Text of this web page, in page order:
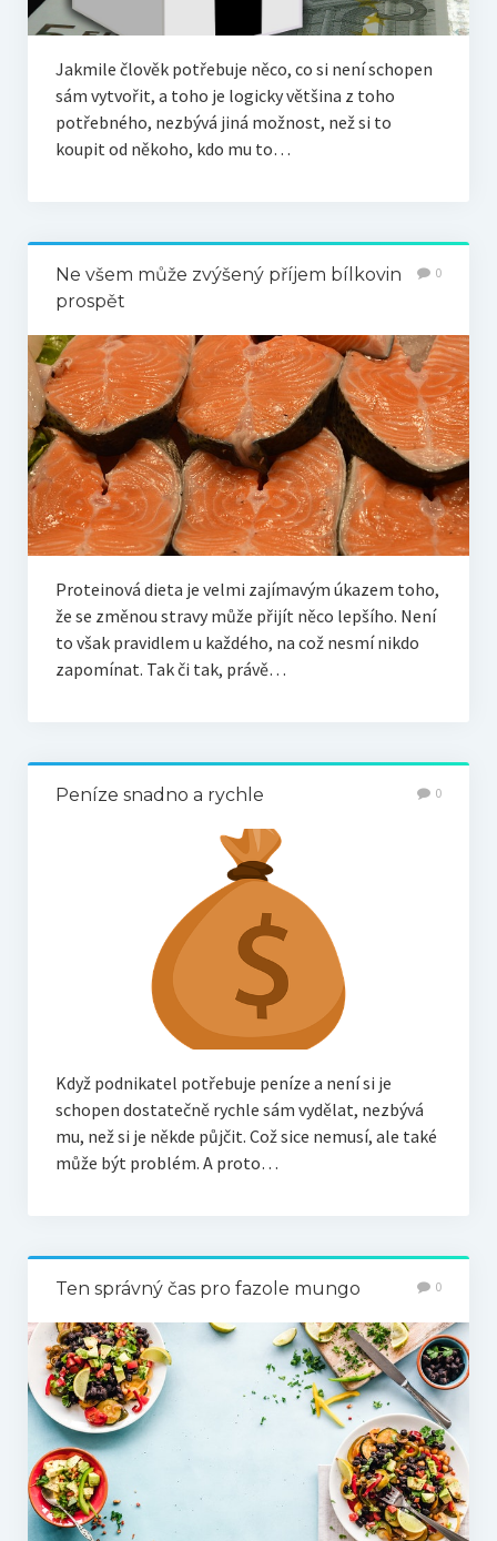
Jakmile člověk potřebuje něco, co si není schopen
sám vytvořit, a toho je logicky většina z toho
potřebného, nezbývá jiná možnost, než si to
koupit od někoho, kdo mu to…
Ne všem může zvýšený příjem bílkovin
prospět
0
Proteinová dieta je velmi zajímavým úkazem toho,
že se změnou stravy může přijít něco lepšího. Není
to však pravidlem u každého, na což nesmí nikdo
zapomínat. Tak či tak, právě…
Peníze snadno a rychle 0
Když podnikatel potřebuje peníze a není si je
schopen dostatečně rychle sám vydělat, nezbývá
mu, než si je někde půjčit. Což sice nemusí, ale také
může být problém. A proto…
Ten správný čas pro fazole mungo 0